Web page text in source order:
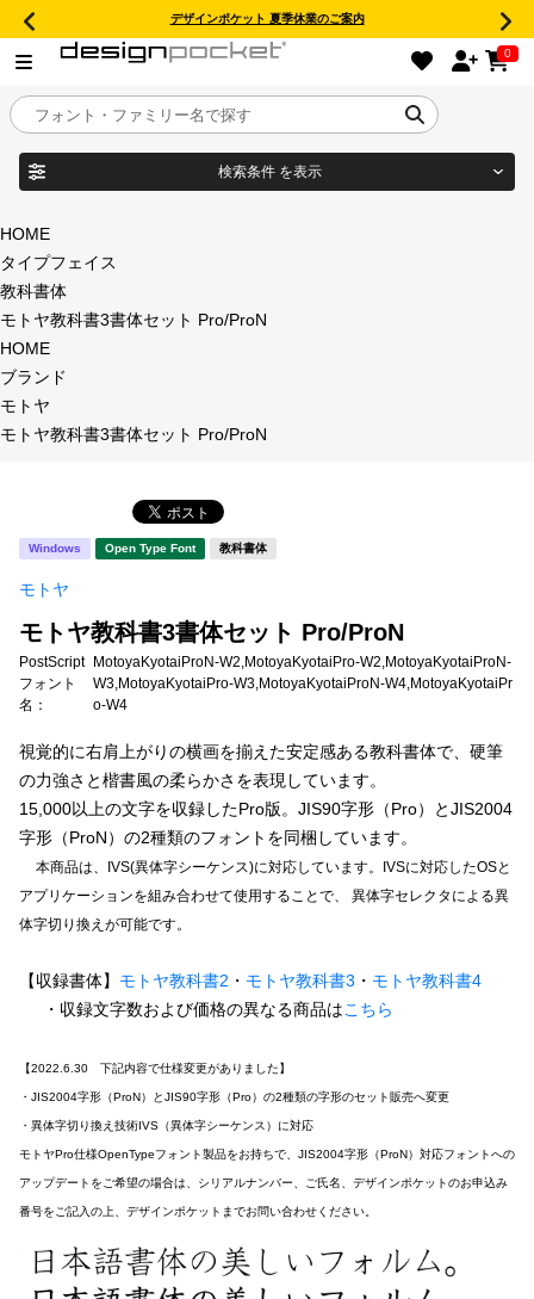
デザインポケット 夏季休業のご案内
0
目的別フォントガイド
特集
年間ライセンス商品
新着一覧
カート
お気に入り
ご利用ガイド
よくあるご質問
検索条件 を表示
商品名
フォント形式
タイプフェイス
明朝体
宋朝体 清朝体
教科書体
草書体 勘亭流
江戸文字 デザイン毛筆
すべてを表示
太さ・ウェイト
セット or 単体
文字種類
〜
HOME
タイプフェイス
教科書体
モトヤ教科書3書体セット Pro/ProN
HOME
ブランド
モトヤ
モトヤ教科書3書体セット Pro/ProN
Windows Open Type Font 教科書体
モトヤ
モトヤ教科書3書体セット Pro/ProN
PostScript
フォント
名：
MotoyaKyotaiProN-W2,MotoyaKyotaiPro-W2,MotoyaKyotaiProN-
W3,MotoyaKyotaiPro-W3,MotoyaKyotaiProN-W4,MotoyaKyotaiPr
o-W4
視覚的に右肩上がりの横画を揃えた安定感ある教科書体で、硬筆
の力強さと楷書風の柔らかさを表現しています。
15,000以上の文字を収録したPro版。JIS90字形（Pro）とJIS2004
字形（ProN）の2種類のフォントを同梱しています。
本商品は、IVS(異体字シーケンス)に対応しています。IVSに対応したOSと
アプリケーションを組み合わせて使用することで、 異体字セレクタによる異
体字切り換えが可能です。
【収録書体】 モトヤ教科書2 ・ モトヤ教科書3 ・ モトヤ教科書4
・収録文字数および価格の異なる商品はこちら
【2022.6.30 下記内容で仕様変更がありました】
・JIS2004字形（ProN）とJIS90字形（Pro）の2種類の字形のセット販売へ変更
・異体字切り換え技術IVS（異体字シーケンス）に対応
モトヤPro仕様OpenTypeフォント製品をお持ちで、JIS2004字形（ProN）対応フォントへの
アップデートをご希望の場合は、シリアルナンバー、ご氏名、デザインポケットのお申込み
番号をご記入の上、デザインポケットまでお問い合わせください。